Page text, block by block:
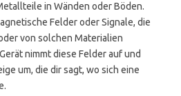
in Wänden oder Böden.
Felder oder Signale, die
von solchen Materialien
nimmt diese Felder auf und
um, die dir sagt, wo sich eine